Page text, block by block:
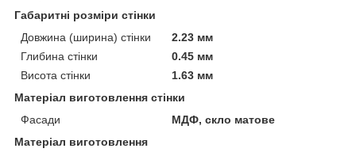
Габаритні розміри стінки
Довжина (ширина) стінки
2.23 мм
Глибина стінки
0.45 мм
Висота стінки
1.63 мм
Матеріал виготовлення стінки
Фасади
МДФ, скло матове
Матеріал виготовлення